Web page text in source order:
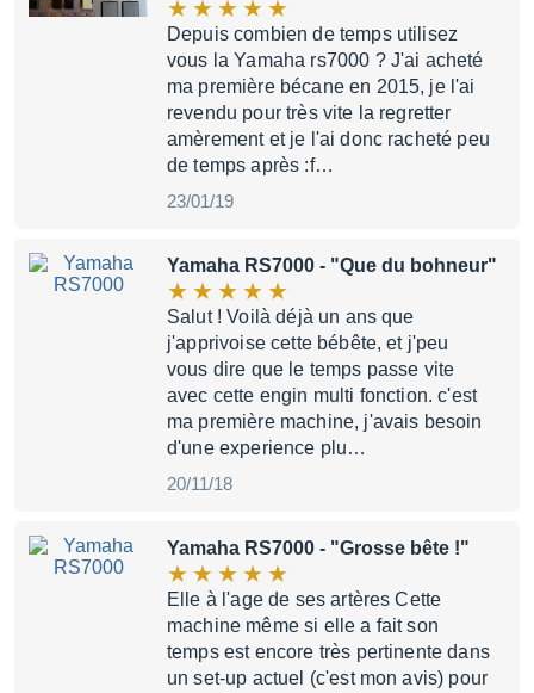
Depuis combien de temps utilisez
vous la Yamaha rs7000 ? J'ai acheté
ma première bécane en 2015, je l'ai
revendu pour très vite la regretter
amèrement et je l'ai donc racheté peu
de temps après :f…
23/01/19
Yamaha RS7000 - "Que du bohneur"
Salut ! Voilà déjà un ans que
j'apprivoise cette bébête, et j'peu
vous dire que le temps passe vite
avec cette engin multi fonction. c'est
ma première machine, j'avais besoin
d'une experience plu…
20/11/18
Yamaha RS7000 - "Grosse bête !"
Elle à l'age de ses artères Cette
machine même si elle a fait son
temps est encore très pertinente dans
un set-up actuel (c'est mon avis) pour